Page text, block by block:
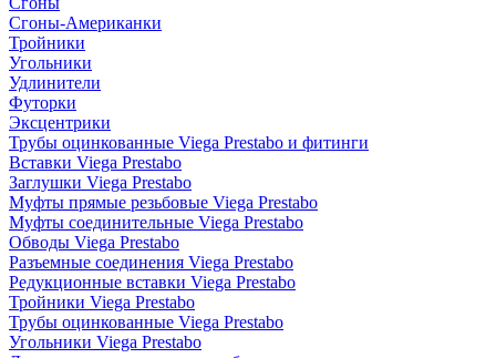
Сгоны-Американки
Тройники
Угольники
Удлинители
Футорки
Эксцентрики
Трубы оцинкованные Viega Prestabo и фитинги
Вставки Viega Prestabo
Заглушки Viega Prestabo
Муфты прямые резьбовые Viega Prestabo
Муфты соединительные Viega Prestabo
Обводы Viega Prestabo
Разъемные соединения Viega Prestabo
Редукционные вставки Viega Prestabo
Тройники Viega Prestabo
Трубы оцинкованные Viega Prestabo
Угольники Viega Prestabo